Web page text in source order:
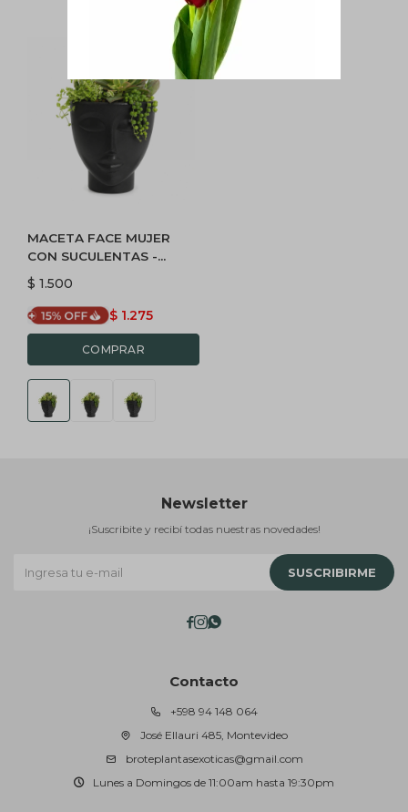
MACETA FACE MUJER
CON SUCULENTAS -
BLANCO
$ 1.500
$ 1.275
Contacto
+598 94 148 064
José Ellauri 485, Montevideo
broteplantasexoticas@gmail.com
Lunes a Domingos de 11:00am hasta 19:30pm
Newsletter
¡Suscribite y recibí todas nuestras novedades!
SUSCRIBIRME
